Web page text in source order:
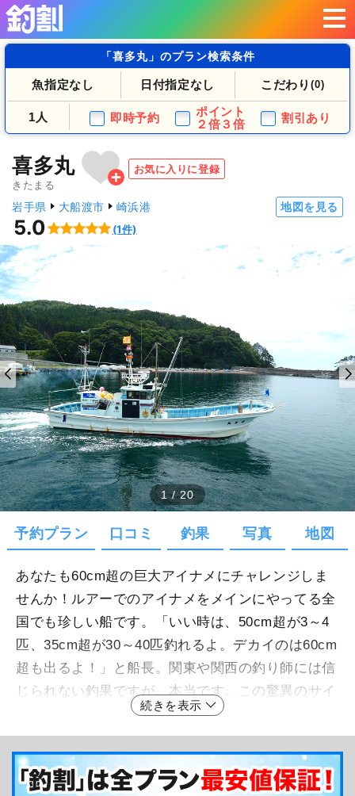
「喜多丸」のプラン検索条件
魚指定なし 日付指定なし こだわり (0)
1人 即時予約
ポイント
２倍３倍
割引あり
喜多丸
きたまる
お気に入りに登録
岩手県 大船渡市 崎浜港 地図を見る
5.0 (1件)
1/20
予約プラン 口コミ 釣果 写真 地図
あなたも60cm超の巨大アイナメにチャレンジしま
せんか！ルアーでのアイナメをメインにやってる全
国でも珍しい船です。「いい時は、50cm超が3～4
匹、35cm超が30～40匹釣れるよ。デカイのは60cm
超も出るよ！」と船長。関東や関西の釣り師には信
じられない釣果ですが、本当です。この驚異のサイ
ズと数に引かれ、遠方からも多くのルアーマンが通
う喜多丸で、あなたも超巨大アイナメを釣ってみま
せんか？
続きを表示